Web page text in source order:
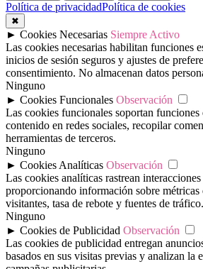
Política de privacidadPolítica de cookies
✖
► Cookies Necesarias Siempre Activo
Las cookies necesarias habilitan funciones
inicios de sesión seguros y ajustes de
consentimiento. No almacenan datos
Ninguno
► Cookies Funcionales Observación
Las cookies funcionales soportan
contenido en redes sociales, recopilar
herramientas de terceros.
Ninguno
► Cookies Analíticas Observación
Las cookies analíticas rastrean
proporcionando información sobre métricas
visitantes, tasa de rebote y fuentes de tráfico.
Ninguno
► Cookies de Publicidad Observación
Las cookies de publicidad entregan
basados en sus visitas previas y analizan la